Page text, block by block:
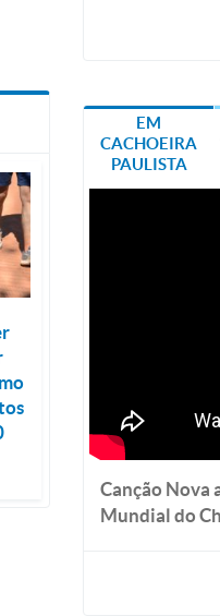
EM
CACHOEIRA
PAULISTA
Canção Nova
Mundial do